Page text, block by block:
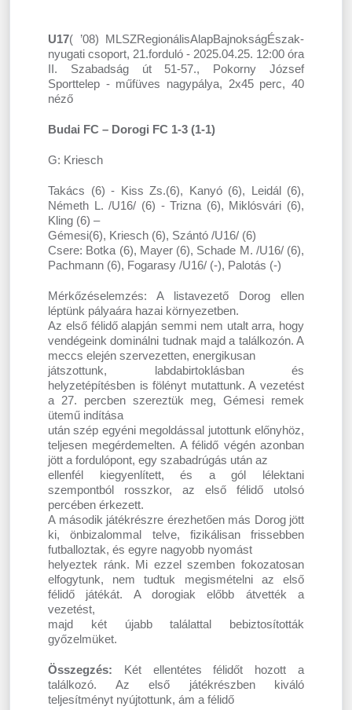
U17( ’08) MLSZRegionálisAlapBajnokságÉszak-
nyugati csoport, 21.forduló - 2025.04.25. 12:00 óra
II. Szabadság út 51-57., Pokorny József
Sporttelep - műfüves nagypálya, 2x45 perc, 40
néző
Budai FC – Dorogi FC 1-3 (1-1)
G: Kriesch
Takács (6) - Kiss Zs.(6), Kanyó (6), Leidál (6),
Németh L. /U16/ (6) - Trizna (6), Miklósvári (6),
Kling (6) –
Gémesi(6), Kriesch (6), Szántó /U16/ (6)
Csere: Botka (6), Mayer (6), Schade M. /U16/ (6),
Pachmann (6), Fogarasy /U16/ (-), Palotás (-)
Mérkőzéselemzés: A listavezető Dorog ellen
léptünk pályaára hazai környezetben.
Az első félidő alapján semmi nem utalt arra, hogy
vendégeink dominálni tudnak majd a találkozón. A
meccs elején szervezetten, energikusan
játszottunk, labdabirtoklásban és
helyzetépítésben is fölényt mutattunk. A vezetést
a 27. percben szereztük meg, Gémesi remek
ütemű indítása
után szép egyéni megoldással jutottunk előnyhöz,
teljesen megérdemelten. A félidő végén azonban
jött a fordulópont, egy szabadrúgás után az
ellenfél kiegyenlített, és a gól lélektani
szempontból rosszkor, az első félidő utolsó
percében érkezett.
A második játékrészre érezhetően más Dorog jött
ki, önbizalommal telve, fizikálisan frissebben
futballoztak, és egyre nagyobb nyomást
helyeztek ránk. Mi ezzel szemben fokozatosan
elfogytunk, nem tudtuk megismételni az első
félidő játékát. A dorogiak előbb átvették a
vezetést,
majd két újabb találattal bebiztosították
győzelmüket.
Összegzés: Két ellentétes félidőt hozott a
találkozó. Az első játékrészben kiváló
teljesítményt nyújtottunk, ám a félidő